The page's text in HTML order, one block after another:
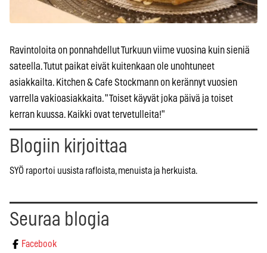
Ravintoloita on ponnahdellut Turkuun viime vuosina kuin sieniä
sateella. Tutut paikat eivät kuitenkaan ole unohtuneet
asiakkailta. Kitchen & Cafe Stockmann on kerännyt vuosien
varrella vakioasiakkaita. "Toiset käyvät joka päivä ja toiset
kerran kuussa. Kaikki ovat tervetulleita!"
Blogiin kirjoittaa
SYÖ raportoi uusista rafloista, menuista ja herkuista.
Seuraa blogia
Facebook